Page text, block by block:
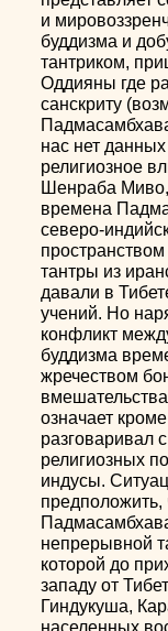
и
буддизма и
тантриком,
Оддияны где
санскриту
нас нет
религиозное
Шенраба
времена
северо-
тантры из
давали в
учений. Но
конфликт
буддизма
жречеством
означает
разговаривал
религиозных
индусы.
непрерывной
которой до
западу от
Гиндукуша,
населенных